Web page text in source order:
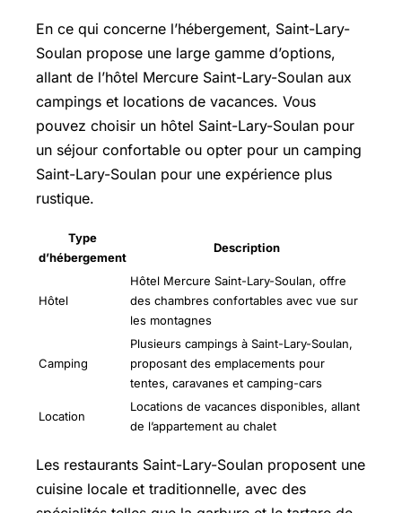
En ce qui concerne l’hébergement, Saint-Lary-
Soulan propose une large gamme d’options,
allant de l’hôtel Mercure Saint-Lary-Soulan aux
campings et locations de vacances. Vous
pouvez choisir un hôtel Saint-Lary-Soulan pour
un séjour confortable ou opter pour un camping
Saint-Lary-Soulan pour une expérience plus
rustique.
Type
d’hébergement
Description
Hôtel
Hôtel Mercure Saint-Lary-Soulan, offre
des chambres confortables avec vue sur
les montagnes
Camping
Plusieurs campings à Saint-Lary-Soulan,
proposant des emplacements pour
tentes, caravanes et camping-cars
Location
Locations de vacances disponibles, allant
de l’appartement au chalet
Les restaurants Saint-Lary-Soulan proposent une
cuisine locale et traditionnelle, avec des